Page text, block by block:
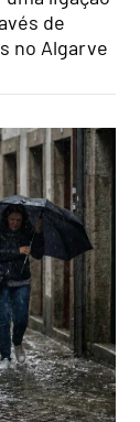
de
no Algarve